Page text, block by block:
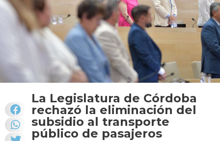
La Legislatura de Córdoba
rechazó la eliminación del
subsidio al transporte
público de pasajeros